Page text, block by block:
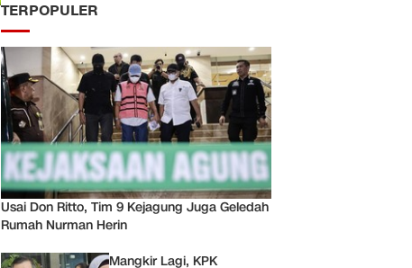
TERPOPULER
Usai Don Ritto, Tim 9 Kejagung Juga Geledah
Rumah Nurman Herin
Mangkir Lagi, KPK